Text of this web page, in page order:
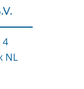
4
NL